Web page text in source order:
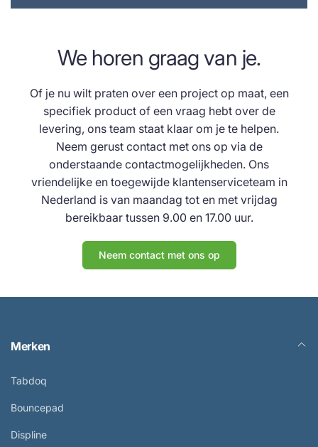
We horen graag van je.
Of je nu wilt praten over een project op maat, een
specifiek product of een vraag hebt over de
levering, ons team staat klaar om je te helpen.
Neem gerust contact met ons op via de
onderstaande contactmogelijkheden. Ons
vriendelijke en toegewijde klantenserviceteam in
Nederland is van maandag tot en met vrijdag
bereikbaar tussen 9.00 en 17.00 uur.
Neem contact met ons op
Merken
Tabdoq
Bouncepad
Displine